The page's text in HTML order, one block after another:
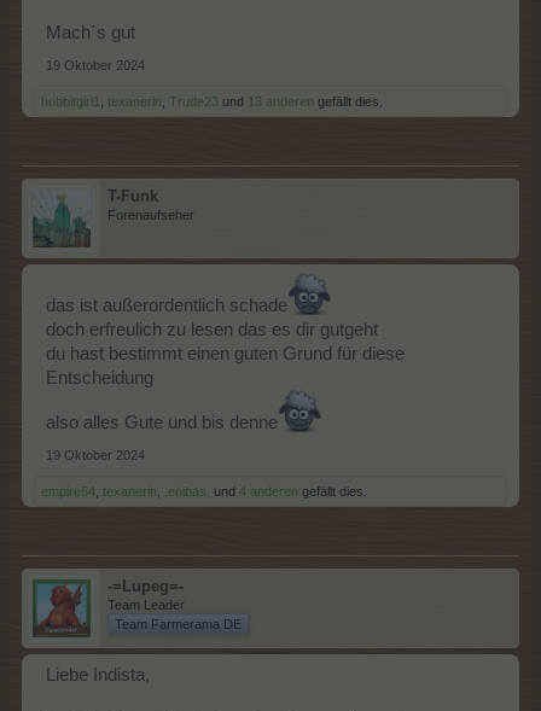
Mach`s gut
19 Oktober 2024
hobbitgirl1 texanerin Trude23 und 13 anderen gefällt dies.
T-Funk
Forenaufseher
das ist außerordentlich schade
doch erfreulich zu lesen das es dir gutgeht
du hast bestimmt einen guten Grund für diese
Entscheidung
also alles Gute und bis denne
19 Oktober 2024
empire54 texanerin .enibas. und 4 anderen gefällt dies.
-=Lupeg=-
Team Leader
Team Farmerama DE
Liebe Indista,